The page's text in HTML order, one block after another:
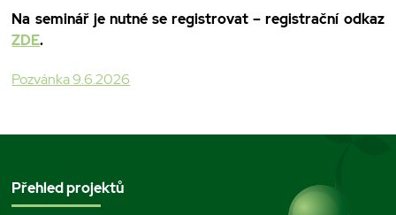
Na seminář je nutné se registrovat – registrační odkaz
ZDE.
Pozvánka 9.6.2026
Přehled projektů